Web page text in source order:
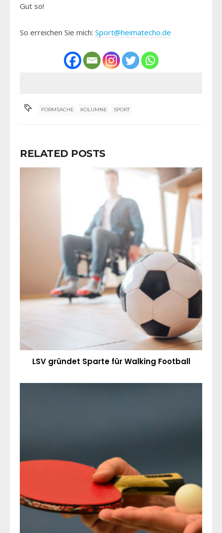
Gut so!
So erreichen Sie mich: Sport@heimatecho.de
FORMSACHE KOLUMNE SPORT
RELATED POSTS
LSV gründet Sparte für Walking Football